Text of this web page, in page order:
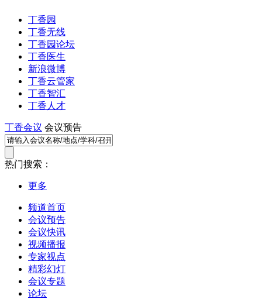
丁香园
丁香无线
丁香园论坛
丁香医生
新浪微博
丁香云管家
丁香智汇
丁香人才
丁香会议 会议预告
热门搜索：
更多
频道首页
会议预告
会议快讯
视频播报
专家视点
精彩幻灯
会议专题
论坛